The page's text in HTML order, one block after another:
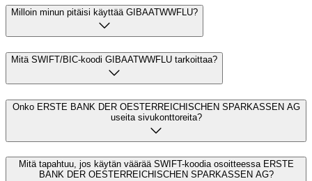
Milloin minun pitäisi käyttää GIBAATWWFLU?
Mitä SWIFT/BIC-koodi GIBAATWWFLU tarkoittaa?
Onko ERSTE BANK DER OESTERREICHISCHEN SPARKASSEN AG
useita sivukonttoreita?
Mitä tapahtuu, jos käytän väärää SWIFT-koodia osoitteessa ERSTE
BANK DER OESTERREICHISCHEN SPARKASSEN AG?